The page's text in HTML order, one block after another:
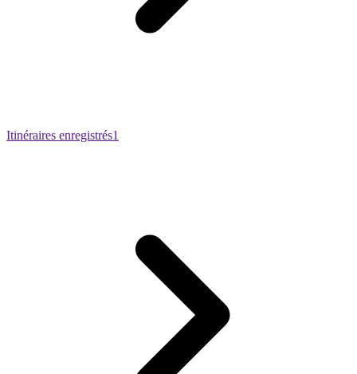
Itinéraires enregistrés1